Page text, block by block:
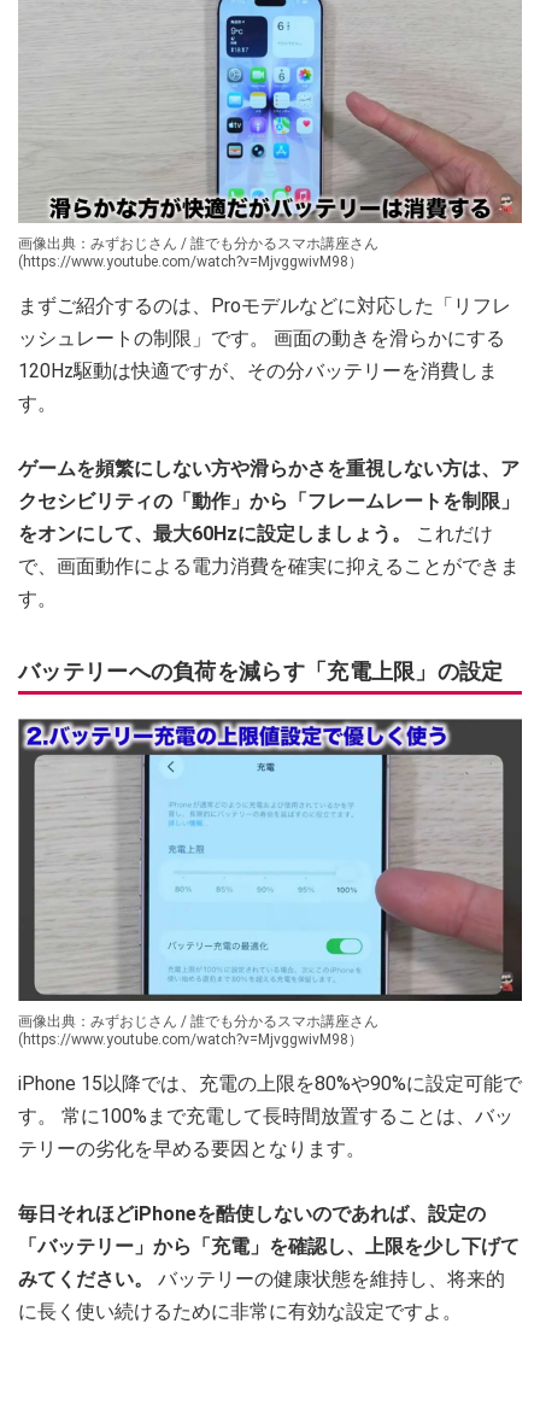
画像出典：みずおじさん / 誰でも分かるスマホ講座さん
(https://www.youtube.com/watch?v=MjvggwivM98）
まずご紹介するのは、Proモデルなどに対応した「リフレ
ッシュレートの制限」です。 画面の動きを滑らかにする
120Hz駆動は快適ですが、その分バッテリーを消費しま
す。
ゲームを頻繁にしない方や滑らかさを重視しない方は、ア
クセシビリティの「動作」から「フレームレートを制限」
をオンにして、最大60Hzに設定しましょう。
これだけ
で、画面動作による電力消費を確実に抑えることができま
す。
バッテリーへの負荷を減らす「充電上限」の設定
画像出典：みずおじさん / 誰でも分かるスマホ講座さん
(https://www.youtube.com/watch?v=MjvggwivM98）
iPhone 15以降では、充電の上限を80%や90%に設定可能で
す。 常に100%まで充電して長時間放置することは、バッ
テリーの劣化を早める要因となります。
毎日それほどiPhoneを酷使しないのであれば、設定の
「バッテリー」から「充電」を確認し、上限を少し下げて
みてください。
バッテリーの健康状態を維持し、将来的
に長く使い続けるために非常に有効な設定ですよ。